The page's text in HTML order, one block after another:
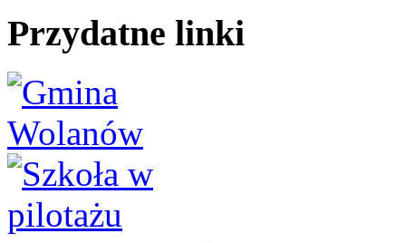
Przydatne linki